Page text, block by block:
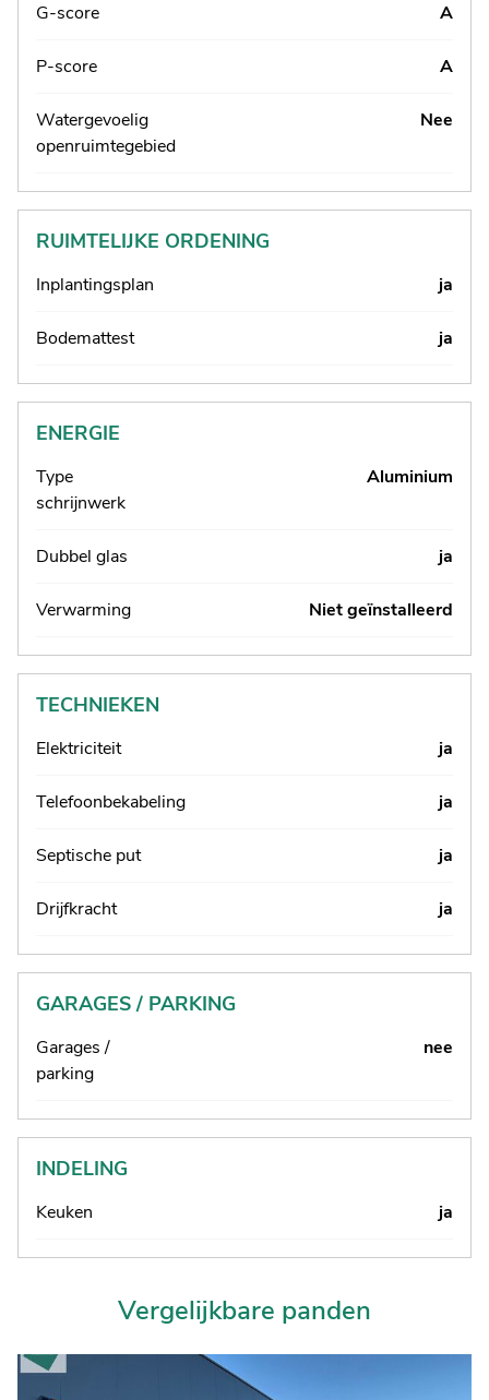
G-score A
P-score A
Watergevoelig
openruimtegebied
Nee
RUIMTELIJKE ORDENING
Inplantingsplan ja
Bodemattest ja
ENERGIE
Type
schrijnwerk
Aluminium
Dubbel glas ja
Verwarming Niet geïnstalleerd
TECHNIEKEN
Elektriciteit ja
Telefoonbekabeling ja
Septische put ja
Drijfkracht ja
GARAGES / PARKING
Garages /
parking
nee
INDELING
Keuken ja
Vergelijkbare panden